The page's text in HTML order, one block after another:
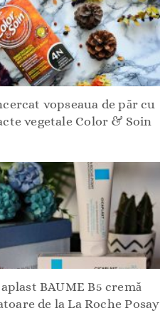
vopseaua de păr cu
vegetale Color & Soin
BAUME B5 cremă
de la La Roche Posay